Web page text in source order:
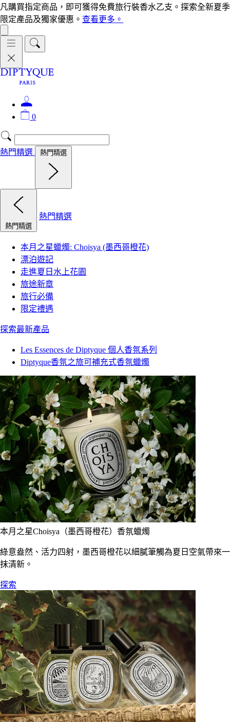
凡購買指定商品，即可獲得免費旅行裝香水乙支。探索全新夏季
限定產品及獨家優惠。 查看更多。
0
熱門精選 熱門精選
熱門精選
熱門精選
本月之星蠟燭: Choisya (墨西哥橙花)
漂泊遊記
走進夏日水上花園
旅途新章
旅行必備
限定禮遇
探索最新產品
Les Essences de Diptyque 個人香氛系列
Diptyque香氛之旅可補充式香氛蠟燭
本月之星Choisya（墨西哥橙花）香氛蠟燭
綠意盎然、活力四射，墨西哥橙花以細膩筆觸為夏日空氣帶來一
抹清新。
探索